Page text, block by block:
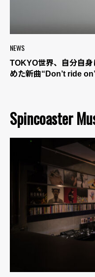
NEWS
TOKYO世界、自分自
めた新曲“Don’t ride
Spincoaster